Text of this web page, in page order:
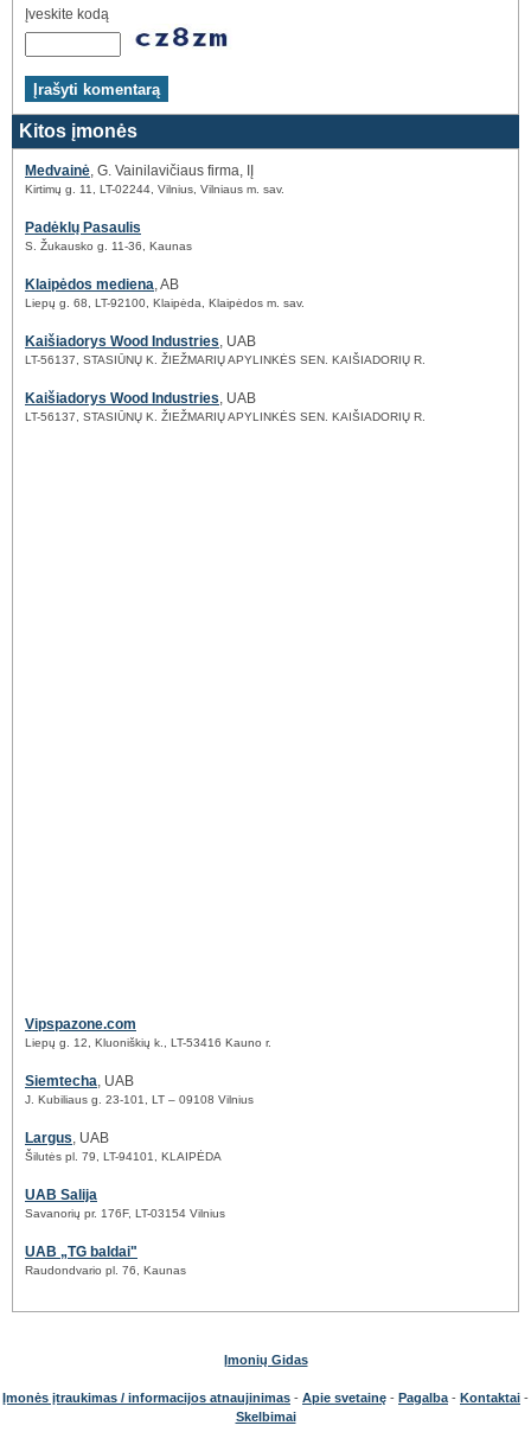
Įveskite kodą
Kitos įmonės
Medvainė, G. Vainilavičiaus firma, IĮ
Kirtimų g. 11, LT-02244, Vilnius, Vilniaus m. sav.
Padėklų Pasaulis
S. Žukausko g. 11-36, Kaunas
Klaipėdos mediena, AB
Liepų g. 68, LT-92100, Klaipėda, Klaipėdos m. sav.
Kaišiadorys Wood Industries, UAB
LT-56137, STASIŪNŲ K. ŽIEŽMARIŲ APYLINKĖS SEN. KAIŠIADORIŲ R.
Kaišiadorys Wood Industries, UAB
LT-56137, STASIŪNŲ K. ŽIEŽMARIŲ APYLINKĖS SEN. KAIŠIADORIŲ R.
Vipspazone.com
Liepų g. 12, Kluoniškių k., LT-53416 Kauno r.
Siemtecha, UAB
J. Kubiliaus g. 23-101, LT – 09108 Vilnius
Largus, UAB
Šilutės pl. 79, LT-94101, KLAIPĖDA
UAB Salija
Savanorių pr. 176F, LT-03154 Vilnius
UAB „TG baldai"
Raudondvario pl. 76, Kaunas
Įmonių Gidas
Įmonės įtraukimas / informacijos atnaujinimas - Apie svetainę - Pagalba - Kontaktai -
Skelbimai